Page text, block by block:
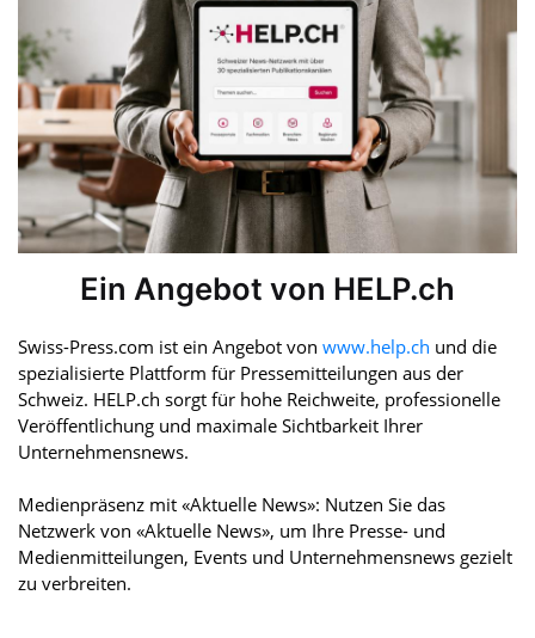
Ein Angebot von HELP.ch
Swiss-Press.com ist ein Angebot von www.help.ch und die
spezialisierte Plattform für Pressemitteilungen aus der
Schweiz. HELP.ch sorgt für hohe Reichweite, professionelle
Veröffentlichung und maximale Sichtbarkeit Ihrer
Unternehmensnews.
Medienpräsenz mit «Aktuelle News»: Nutzen Sie das
Netzwerk von «Aktuelle News», um Ihre Presse- und
Medienmitteilungen, Events und Unternehmensnews gezielt
zu verbreiten.